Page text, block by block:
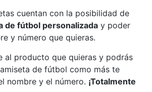
cuentan con la posibilidad de
de fútbol personalizada y poder
y número que quieras.
al producto que quieras y podrás
de fútbol como más te
nombre y el número. ¡Totalmente